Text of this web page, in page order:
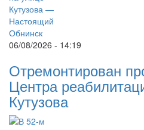
06/08/2026 - 14:19
Отремонтирован
Центра
Кутузова